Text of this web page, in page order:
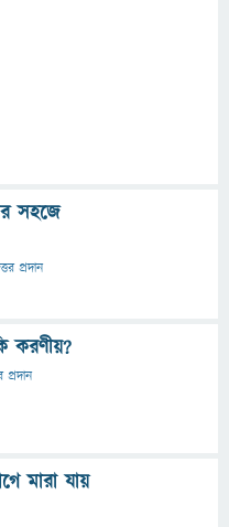
সহজে
প্রদান
করণীয়?
প্রদান
মারা যায়